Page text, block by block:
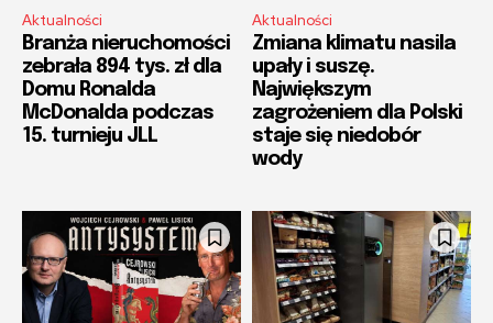
Aktualności
Branża nieruchomości
zebrała 894 tys. zł dla
Domu Ronalda
McDonalda podczas
15. turnieju JLL
Aktualności
Zmiana klimatu nasila
upały i suszę.
Największym
zagrożeniem dla Polski
staje się niedobór
wody